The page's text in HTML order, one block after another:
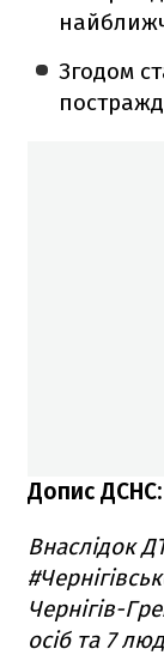
Згодом
Допис ДСНС:
Внаслідок
Чернігів-
осіб та 7